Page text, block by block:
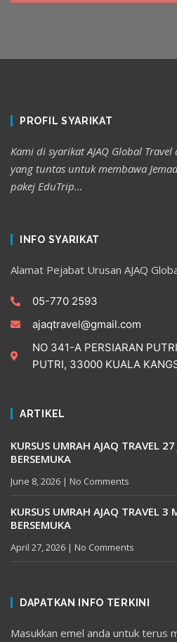
PROFIL SYARIKAT
Kami di syarikat AJAQ Global
yang tuntas untuk membawa
pakej EduTrip…
INFO SYARIKAT
Alamat Pejabat Urusan AJAQ
05-770 2593
ajaqtravel@gmail.com
NO 341-A PERSIARAN
PUTRI, 33000 KUALA
ARTIKEL
KURSUS UMRAH AJAQ TRAVEL
BERSEMUKA
June 8, 2026 No Comments
KURSUS UMRAH AJAQ TRAVEL 3
BERSEMUKA
April 27, 2026 No Comments
DAPATKAN INFO TERKINI
Masukkan emel anda untuk terus